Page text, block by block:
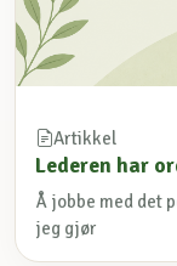
Artikkel
Lederen har
Å jobbe med det
jeg gjør